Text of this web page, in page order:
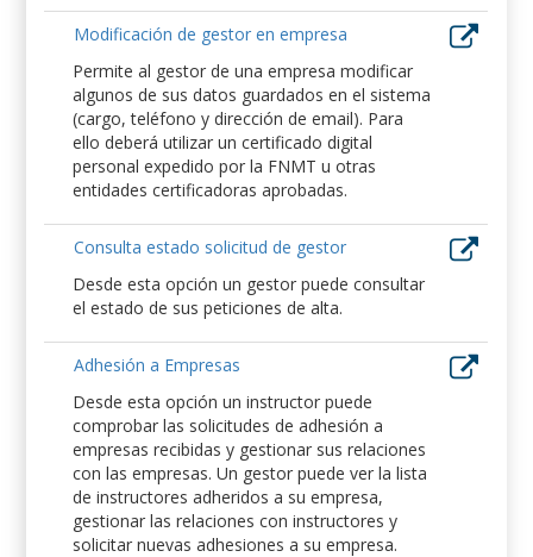
Modificación de gestor en empresa
Permite al gestor de una empresa modificar
algunos de sus datos guardados en el sistema
(cargo, teléfono y dirección de email). Para
ello deberá utilizar un certificado digital
personal expedido por la FNMT u otras
entidades certificadoras aprobadas.
Consulta estado solicitud de gestor
Desde esta opción un gestor puede consultar
el estado de sus peticiones de alta.
Adhesión a Empresas
Desde esta opción un instructor puede
comprobar las solicitudes de adhesión a
empresas recibidas y gestionar sus relaciones
con las empresas. Un gestor puede ver la lista
de instructores adheridos a su empresa,
gestionar las relaciones con instructores y
solicitar nuevas adhesiones a su empresa.